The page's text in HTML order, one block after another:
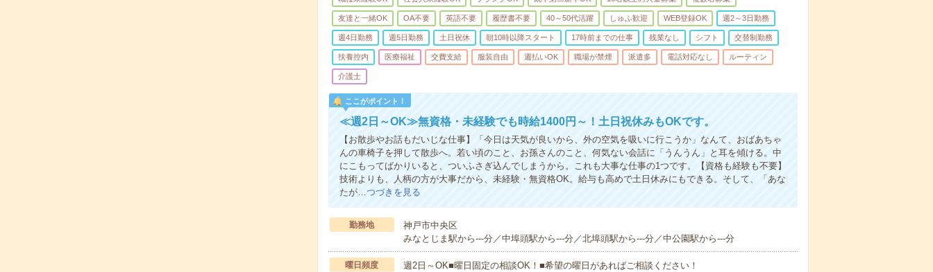
友達と一緒OK OA不要 英語不要 履歴書不要 40～50代活躍 しゅふ歓迎 WEB登録OK 週2～3日勤務
週4日勤務 週5日勤務 土日祝休 朝10時以降スタート 17時前までの仕事 残業なし シフト 交替制勤務
扶養控内 医療福祉 交費支給 服装自由 週払いOK 職場が禁煙 派遣多 電話対応なし ルーティン
介護士
ここがポイント！
≪週2日～OK≫無資格・未経験でも時給1400円～！土日祝休みもOKです。
【お散歩やお話もだいじな仕事】「今日は天気が良いから、外の空気を吸いに行こうか」なんて、おばあちゃ
んの車椅子を押して散歩へ。若い頃のこと、お孫さんのこと、何気ない会話に「うんうん」と耳を傾ける。中
にこもってばかりいると、ついふさぎ込んでしまうから。これも大事な仕事の1つです。【資格も経験も不要】
技術よりも、人柄の方が大事だから、未経験・無資格OK。給与も高めで土日休みにもできる。そして、「あな
たが…つづきを見る
勤務地
神戸市中央区
みなとじま駅から---分／中埠頭駅から---分／北埠頭駅から---分／中公園駅から---分
曜日頻度 週2日～OK■曜日固定の相談OK！■希望の曜日があればご相談ください！